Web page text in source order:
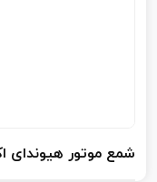
شمع موتور هیوندای